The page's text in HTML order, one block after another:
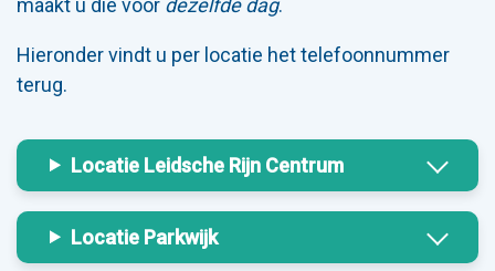
maakt u die voor dezelfde dag.
Hieronder vindt u per locatie het telefoonnummer
terug.
Locatie Leidsche Rijn Centrum
Locatie Parkwijk